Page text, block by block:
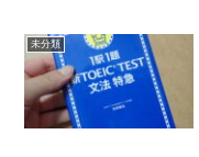
未分類